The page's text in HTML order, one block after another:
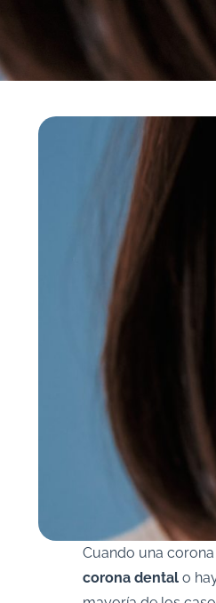
Cuando una
corona dental o